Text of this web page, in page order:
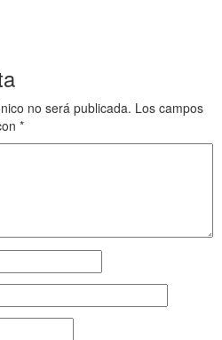
no será publicada. Los campos
*